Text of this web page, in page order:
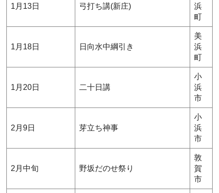
1月13日 弓打ち講(新庄)
浜
町
1月18日 日向水中綱引き
美
浜
町
1月20日 二十日講
小
浜
市
2月9日 芽立ち神事
小
浜
市
2月中旬 野坂だのせ祭り
敦
賀
市